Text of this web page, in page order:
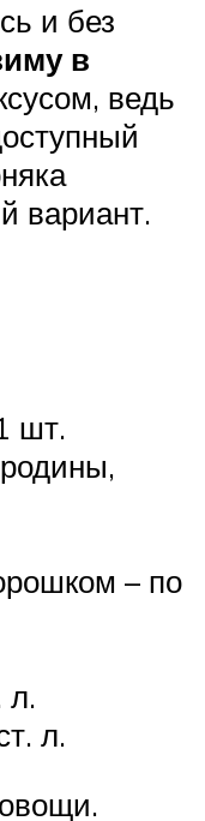
и без
в
ведь
вариант.
шт.
– по
л.
л.